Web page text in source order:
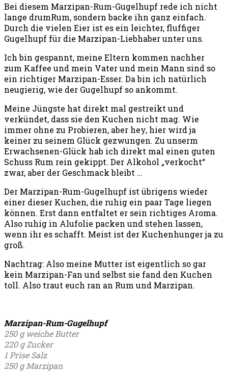
Bei diesem Marzipan-Rum-Gugelhupf rede ich nicht
lange drumRum, sondern backe ihn ganz einfach.
Durch die vielen Eier ist es ein leichter, fluffiger
Gugelhupf für die Marzipan-Liebhaber unter uns.
Ich bin gespannt, meine Eltern kommen nachher
zum Kaffee und mein Vater und mein Mann sind so
ein richtiger Marzipan-Esser. Da bin ich natürlich
neugierig, wie der Gugelhupf so ankommt.
Meine Jüngste hat direkt mal gestreikt und
verkündet, dass sie den Kuchen nicht mag. Wie
immer ohne zu Probieren, aber hey, hier wird ja
keiner zu seinem Glück gezwungen. Zu unserm
Erwachsenen-Glück hab ich direkt mal einen guten
Schuss Rum rein gekippt. Der Alkohol „verkocht“
zwar, aber der Geschmack bleibt …
Der Marzipan-Rum-Gugelhupf ist übrigens wieder
einer dieser Kuchen, die ruhig ein paar Tage liegen
können. Erst dann entfaltet er sein richtiges Aroma.
Also ruhig in Alufolie packen und stehen lassen,
wenn ihr es schafft. Meist ist der Kuchenhunger ja zu
groß.
Nachtrag: Also meine Mutter ist eigentlich so gar
kein Marzipan-Fan und selbst sie fand den Kuchen
toll. Also traut euch ran an Rum und Marzipan.
Marzipan-Rum-Gugelhupf
250 g weiche Butter
220 g Zucker
1 Prise Salz
250 g Marzipan